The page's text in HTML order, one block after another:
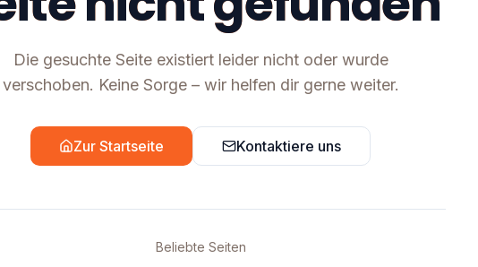
Die gesuchte Seite existiert leider nicht oder wurde
verschoben. Keine Sorge – wir helfen dir gerne weiter.
Zur Startseite Kontaktiere uns
Beliebte Seiten